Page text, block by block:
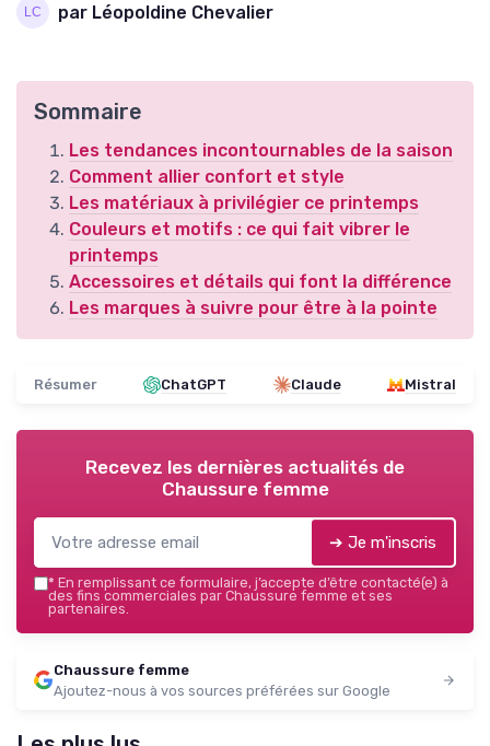
par Léopoldine Chevalier
Sommaire
Les tendances incontournables de la saison
Comment allier confort et style
Les matériaux à privilégier ce printemps
Couleurs et motifs : ce qui fait vibrer le
printemps
Accessoires et détails qui font la différence
Les marques à suivre pour être à la pointe
Résumer ChatGPT Claude Mistral
Recevez les dernières actualités de
Chaussure femme
➔ Je m'inscris
* En remplissant ce formulaire, j’accepte d’être contacté(e) à
des fins commerciales par Chaussure femme et ses
partenaires.
Chaussure femme
Ajoutez-nous à vos sources préférées sur Google